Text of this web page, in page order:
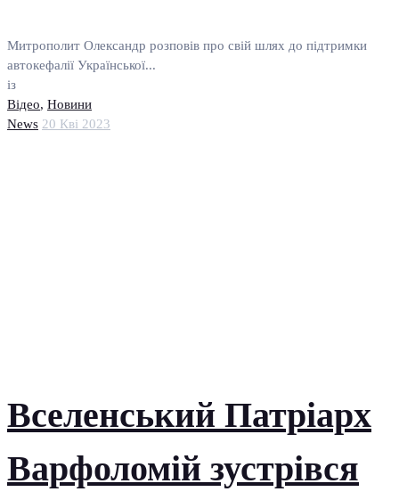
Митрополит Олександр розповів про свій шлях до підтримки
автокефалії Української...
із
Відео, Новини
News 20 Кві 2023
Вселенський Патріарх
Варфоломій зустрівся